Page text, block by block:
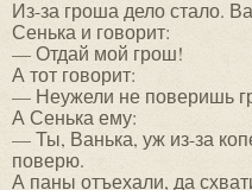
Из-за гроша дело стало.
Сенька и говорит:
— Отдай мой грош!
А тот говорит:
— Неужели не поверишь
А Сенька ему:
— Ты, Ванька, уж из-за
поверю.
А паны отъехали, да